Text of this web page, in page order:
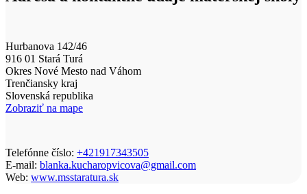
Hurbanova 142/46
916 01 Stará Turá
Okres Nové Mesto nad Váhom
Trenčiansky kraj
Slovenská republika
Zobraziť na mape
Telefónne číslo: +421917343505
E-mail: blanka.kucharopvicova@gmail.com
Web: www.msstaratura.sk